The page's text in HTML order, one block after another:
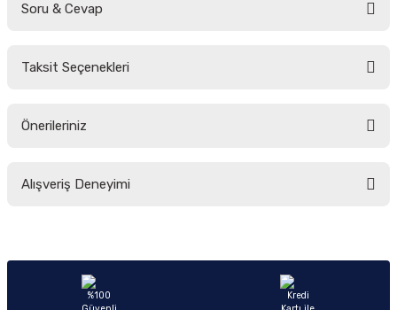
Soru & Cevap
Taksit Seçenekleri
Önerileriniz
yetersiz gördüğünüz noktaları öneri formunu kullanarak tarafımıza
Ürün açıklamasında eksik bilgiler bulunuyor.
Alışveriş Deneyimi
Sitemize ilk yorumu siz yapın!